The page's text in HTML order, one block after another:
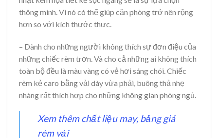
thông minh. Vì nó có thể giúp căn phòng trở nên rộng
hơn so với kích thước thực.
– Dành cho những người không thích sự đơn điệu của
những chiếc rèm trơn. Và cho cả những ai không thích
toàn bộ đều là màu vàng có vẻ hơi sáng chói. Chiếc
rèm kẻ caro bằng vải dày vừa phải, buông thả nhẹ
nhàng rất thích hợp cho những không gian phòng ngủ.
Xem thêm chất liệu may, bảng giá
rèm vải